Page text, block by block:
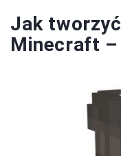
Jak
Minecraft